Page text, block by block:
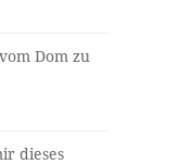
Dom zu
dieses